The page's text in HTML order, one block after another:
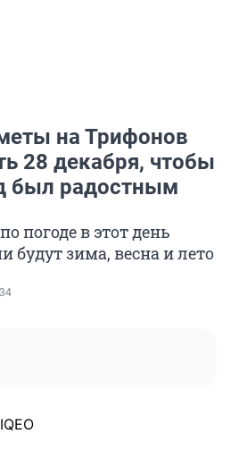
на Трифонов
28 декабря, чтобы
был радостным
погоде в этот день
будут зима, весна и лето